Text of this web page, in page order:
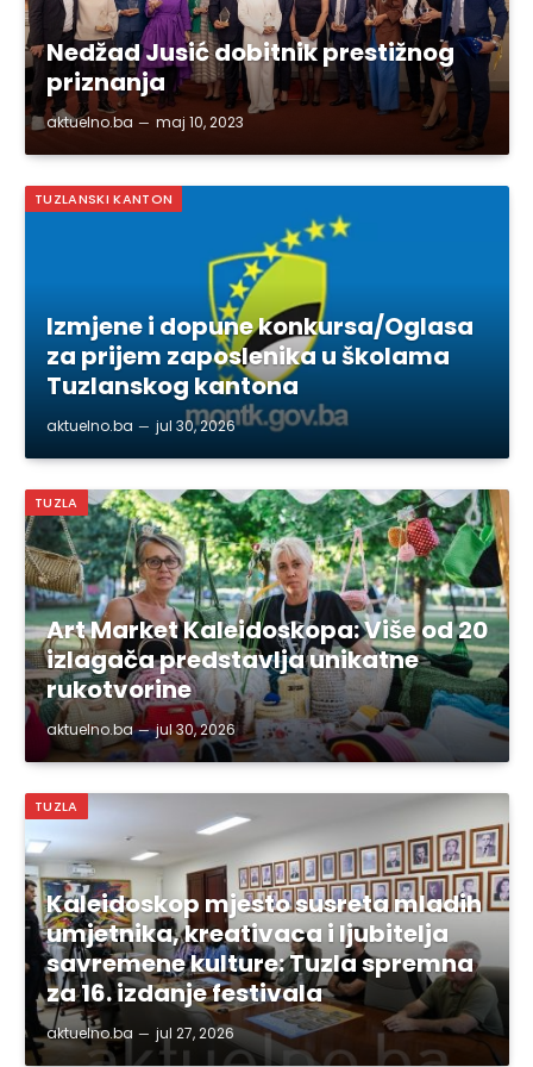
Nedžad Jusić dobitnik prestižnog
priznanja
aktuelno.ba maj 10, 2023
TUZLANSKI KANTON
Izmjene i dopune konkursa/Oglasa
za prijem zaposlenika u školama
Tuzlanskog kantona
aktuelno.ba jul 30, 2026
TUZLA
Art Market Kaleidoskopa: Više od 20
izlagača predstavlja unikatne
rukotvorine
aktuelno.ba jul 30, 2026
TUZLA
Kaleidoskop mjesto susreta mladih
umjetnika, kreativaca i ljubitelja
savremene kulture: Tuzla spremna
za 16. izdanje festivala
aktuelno.ba jul 27, 2026